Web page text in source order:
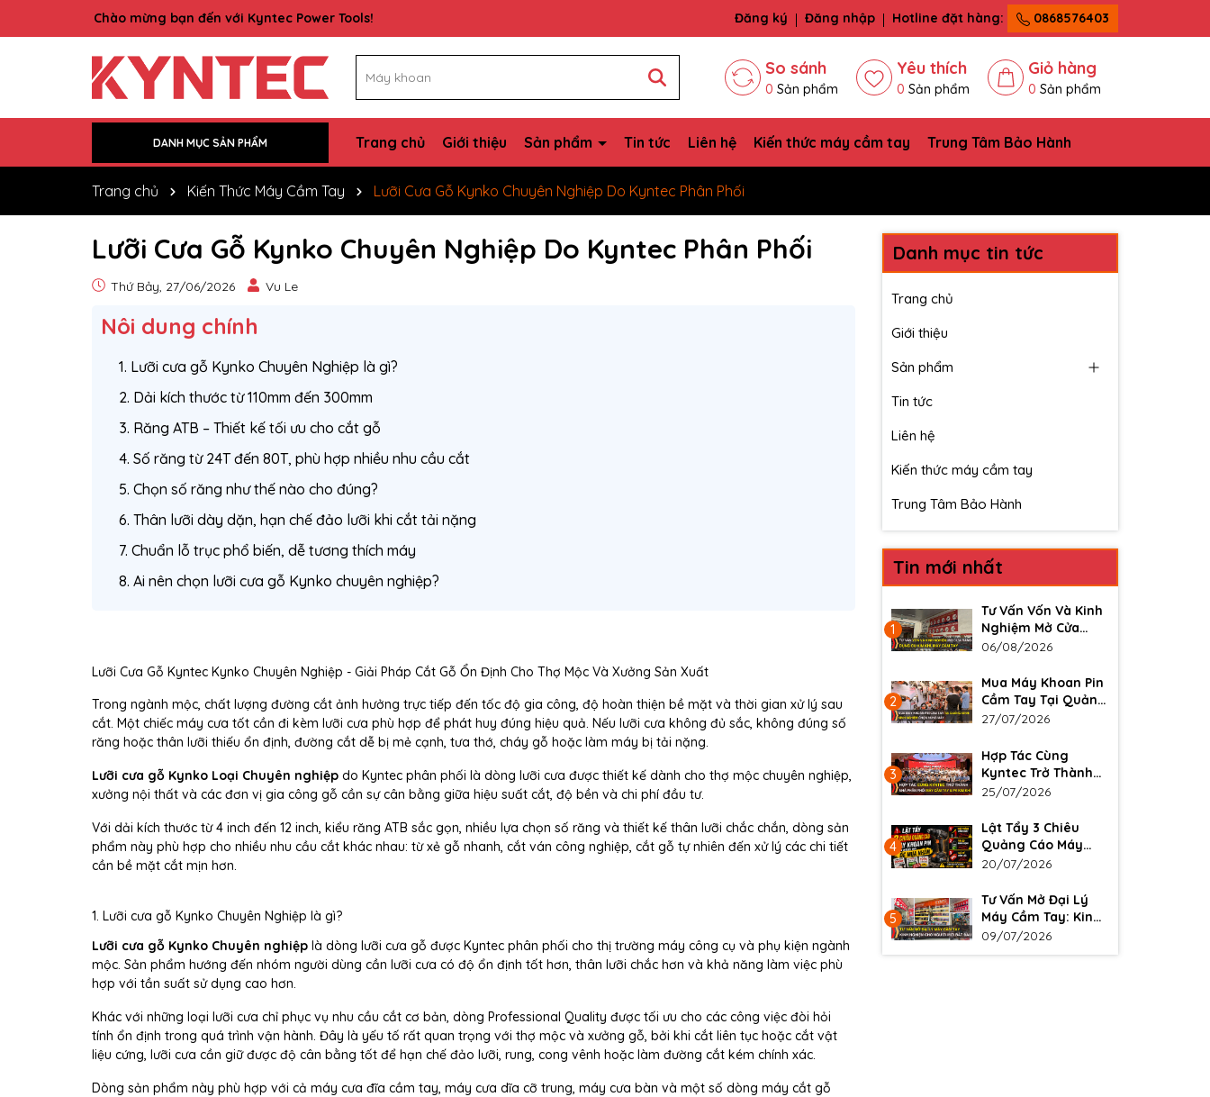
Rất nhiều ưu đãi và chương trình đang chờ đợi bạn Đăng ký Đăng nhập Hotline đặt hàng: 0868576403
So sánh
0 Sản phẩm
Yêu thích
0 Sản phẩm
Giỏ hàng
0 Sản phẩm
DANH MỤC SẢN PHẨM Trang chủ Giới thiệu Sản phẩm Tin tức Liên hệ Kiến thức máy cầm tay Trung Tâm Bảo Hành
Trang chủ Kiến Thức Máy Cầm Tay Lưỡi Cưa Gỗ Kynko Chuyên Nghiệp Do Kyntec Phân Phối
Lưỡi Cưa Gỗ Kynko Chuyên Nghiệp Do Kyntec Phân Phối
Thứ Bảy, 27/06/2026 Vu Le
Nôi dung chính
1. Lưỡi cưa gỗ Kynko Chuyên Nghiệp là gì?
2. Dải kích thước từ 110mm đến 300mm
3. Răng ATB – Thiết kế tối ưu cho cắt gỗ
4. Số răng từ 24T đến 80T, phù hợp nhiều nhu cầu cắt
5. Chọn số răng như thế nào cho đúng?
6. Thân lưỡi dày dặn, hạn chế đảo lưỡi khi cắt tải nặng
7. Chuẩn lỗ trục phổ biến, dễ tương thích máy
8. Ai nên chọn lưỡi cưa gỗ Kynko chuyên nghiệp?
Lưỡi Cưa Gỗ Kyntec Kynko Chuyên Nghiệp - Giải Pháp Cắt Gỗ Ổn Định Cho Thợ Mộc Và Xưởng Sản Xuất
Trong ngành mộc, chất lượng đường cắt ảnh hưởng trực tiếp đến tốc độ gia công, độ hoàn thiện bề mặt và thời gian xử lý sau
cắt. Một chiếc máy cưa tốt cần đi kèm lưỡi cưa phù hợp để phát huy đúng hiệu quả. Nếu lưỡi cưa không đủ sắc, không đúng số
răng hoặc thân lưỡi thiếu ổn định, đường cắt dễ bị mẻ cạnh, tưa thớ, cháy gỗ hoặc làm máy bị tải nặng.
Lưỡi cưa gỗ Kynko Loại Chuyên nghiệp do Kyntec phân phối là dòng lưỡi cưa được thiết kế dành cho thợ mộc chuyên nghiệp,
xưởng nội thất và các đơn vị gia công gỗ cần sự cân bằng giữa hiệu suất cắt, độ bền và chi phí đầu tư.
Với dải kích thước từ 4 inch đến 12 inch, kiểu răng ATB sắc gọn, nhiều lựa chọn số răng và thiết kế thân lưỡi chắc chắn, dòng sản
phẩm này phù hợp cho nhiều nhu cầu cắt khác nhau: từ xẻ gỗ nhanh, cắt ván công nghiệp, cắt gỗ tự nhiên đến xử lý các chi tiết
cần bề mặt cắt mịn hơn.
1. Lưỡi cưa gỗ Kynko Chuyên Nghiệp là gì?
Lưỡi cưa gỗ Kynko Chuyên nghiệp là dòng lưỡi cưa gỗ được Kyntec phân phối cho thị trường máy công cụ và phụ kiện ngành
mộc. Sản phẩm hướng đến nhóm người dùng cần lưỡi cưa có độ ổn định tốt hơn, thân lưỡi chắc hơn và khả năng làm việc phù
hợp với tần suất sử dụng cao hơn.
Khác với những loại lưỡi cưa chỉ phục vụ nhu cầu cắt cơ bản, dòng Professional Quality được tối ưu cho các công việc đòi hỏi
tính ổn định trong quá trình vận hành. Đây là yếu tố rất quan trọng với thợ mộc và xưởng gỗ, bởi khi cắt liên tục hoặc cắt vật
liệu cứng, lưỡi cưa cần giữ được độ cân bằng tốt để hạn chế đảo lưỡi, rung, cong vênh hoặc làm đường cắt kém chính xác.
Dòng sản phẩm này phù hợp với cả máy cưa đĩa cầm tay, máy cưa dĩa cỡ trung, máy cưa bàn và một số dòng máy cắt gỗ
Danh mục tin tức
Trang chủ
Giới thiệu
Sản phẩm
Tin tức
Liên hệ
Kiến thức máy cầm tay
Trung Tâm Bảo Hành
Tin mới nhất
1
Tư Vấn Vốn Và Kinh
Nghiệm Mở Cửa
Hàng Dụng Cụ Kim
06/08/2026
2
Mua Máy Khoan Pin
Cầm Tay Tại Quảng
Ninh: Kinh Nghiệm
27/07/2026
3
Hợp Tác Cùng
Kyntec Trở Thành
Nhà Phân Phối Dụng
25/07/2026
4
Lật Tẩy 3 Chiêu
Quảng Cáo Máy
Khoan Pin Khiến
Nhầm
20/07/2026
5
Tư Vấn Mở Đại Lý
Máy Cầm Tay: Kinh
Nghiệm Cho Người
Mới Bắt Đầu
09/07/2026